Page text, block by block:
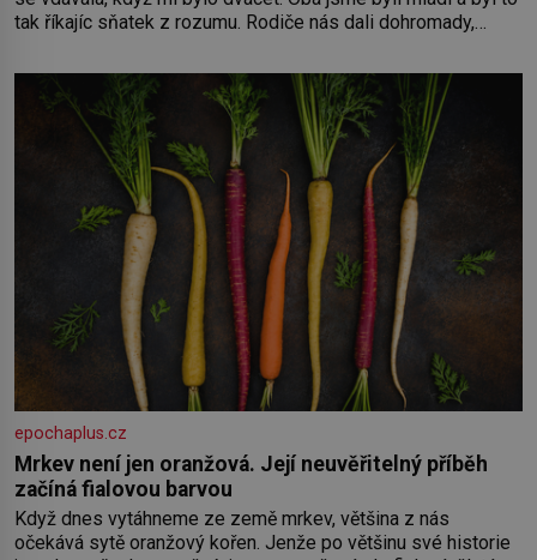
tak říkajíc sňatek z rozumu. Rodiče nás dali dohromady,
oběma moc nesvědčilo, brzy jsme zjistili, že
epochaplus.cz
Mrkev není jen oranžová. Její neuvěřitelný příběh
začíná fialovou barvou
Když dnes vytáhneme ze země mrkev, většina z nás
očekává sytě oranžový kořen. Jenže po většinu své historie